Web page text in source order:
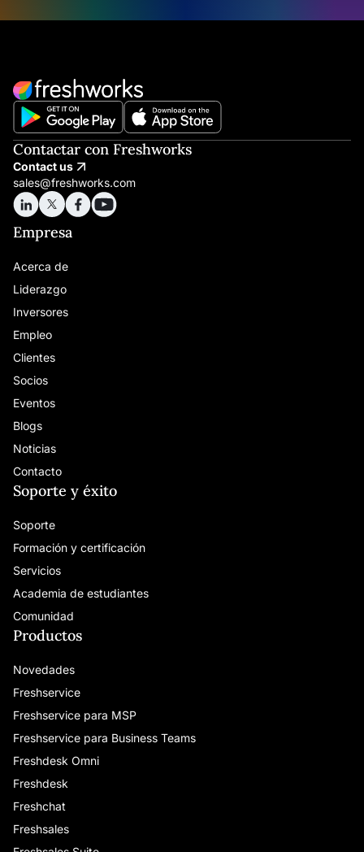
Contactar con Freshworks
Contact us
sales@freshworks.com
Empresa
Acerca de
Liderazgo
Inversores
Empleo
Clientes
Socios
Eventos
Blogs
Noticias
Contacto
Soporte y éxito
Soporte
Formación y certificación
Servicios
Academia de estudiantes
Comunidad
Productos
Novedades
Freshservice
Freshservice para MSP
Freshservice para Business Teams
Freshdesk Omni
Freshdesk
Freshchat
Freshsales